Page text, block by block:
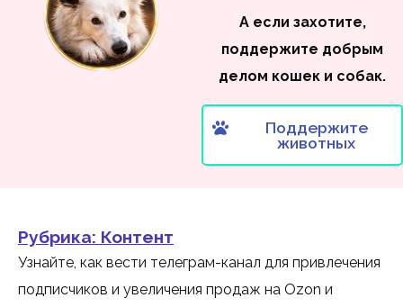
А если захотите,
поддержите добрым
делом кошек и собак.
Поддержите
животных
Рубрика: Контент
Узнайте, как вести телеграм-канал для привлечения
подписчиков и увеличения продаж на Ozon и